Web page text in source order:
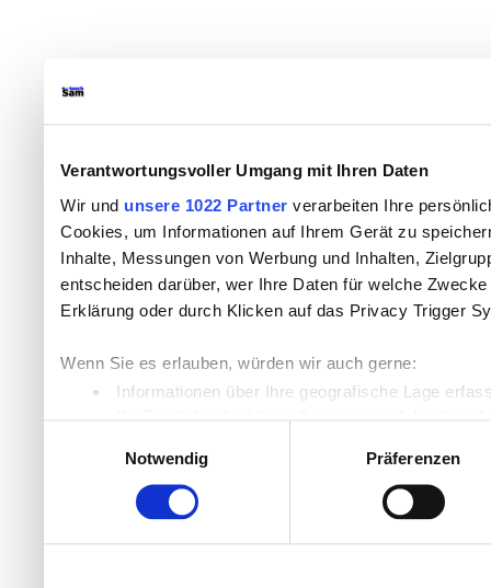
Verantwortungsvoller Umgang mit Ihren Daten
Wir und unsere 1022 Partner verarbeiten Ihre
Cookies, um Informationen auf Ihrem Gerät zu
Inhalte, Messungen von Werbung und Inhalten,
entscheiden darüber, wer Ihre Daten für welche
Erklärung oder durch Klicken auf das Privacy Trigger
Wenn Sie es erlauben, würden wir auch gerne:
Informationen über Ihre geografische Lage
Ihr Gerät durch aktives Scannen nach
Wir verwenden Cookies, um Inhalte und Anzeigen zu
die Zugriffe auf unsere Website zu analysieren.
Notwendig
Präferenzen